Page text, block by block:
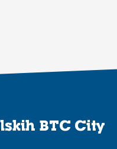
BTC City